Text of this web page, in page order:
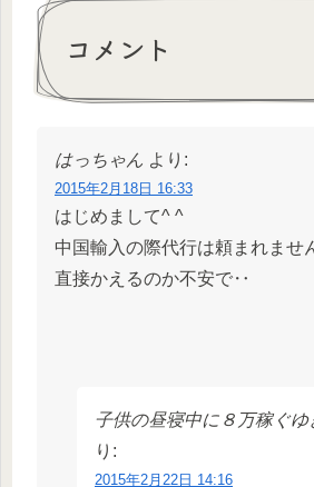
コメント
はっちゃん より:
2015年2月18日 16:33
はじめまして^ ^
中国輸入の際代行は頼まれませ
直接かえるのか不安で‥
子供の昼寝中に８万稼ぐゆ
り:
2015年2月22日 14:16